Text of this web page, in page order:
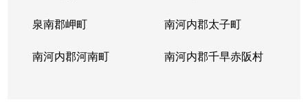
泉南郡岬町 南河内郡太子町
南河内郡河南町 南河内郡千早赤阪村